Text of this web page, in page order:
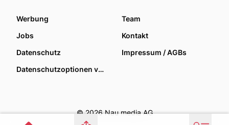
Werbung
Team
Jobs
Kontakt
Datenschutz
Impressum / AGBs
Datenschutzoptionen verwalten
© 2026 Nau media AG